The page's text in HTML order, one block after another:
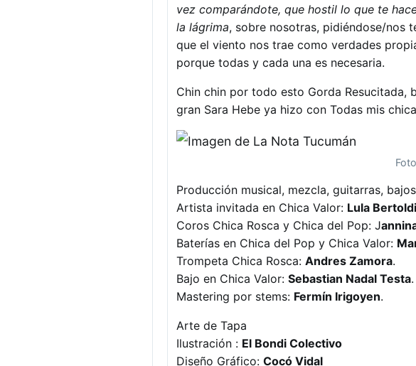
vez comparándote, que hostil lo que te
la lágrima, sobre nosotras, pidiéndose/nos
que el viento nos trae como verdades
porque todas y cada una es necesaria.
Chin chin por todo esto Gorda Resucitada,
gran Sara Hebe ya hizo con Todas mis
Producción musical, mezcla, guitarras,
Artista invitada en Chica Valor: Lula Bertoldi
Coros Chica Rosca y Chica del Pop: J
Baterías en Chica del Pop y Chica Valor:
Trompeta Chica Rosca: Andres Zamora.
Bajo en Chica Valor: Sebastian Nadal Testa.
Mastering por stems: Fermín Irigoyen.
Arte de Tapa
Ilustración : El Bondi Colectivo
Diseño Gráfico: Cocó Vidal